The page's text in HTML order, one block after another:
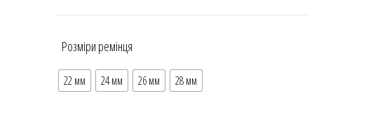
Розміри ремінця
22 мм 24 мм 26 мм 28 мм